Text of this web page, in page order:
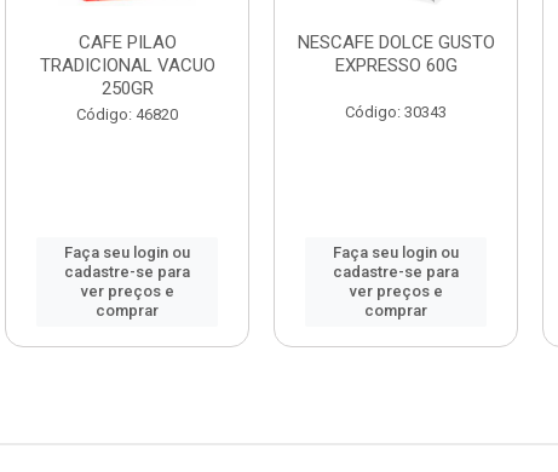
CAFE PILAO
TRADICIONAL VACUO
250GR
Código: 46820
Faça seu login ou
cadastre-se para
ver preços e
comprar
NESCAFE DOLCE GUSTO
EXPRESSO 60G
Código: 30343
Faça seu login ou
cadastre-se para
ver preços e
comprar